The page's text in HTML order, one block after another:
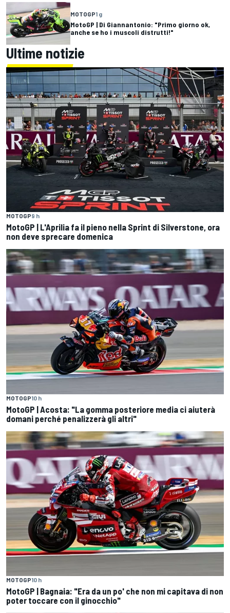
MOTOGP1 g
MotoGP | Di Giannantonio: "Primo giorno ok,
anche se ho i muscoli distrutti!"
Ultime notizie
MOTOGP9 h
MotoGP | L'Aprilia fa il pieno nella Sprint di Silverstone, ora
non deve sprecare domenica
MOTOGP10 h
MotoGP | Acosta: "La gomma posteriore media ci aiuterà
domani perché penalizzerà gli altri"
MOTOGP10 h
MotoGP | Bagnaia: "Era da un po' che non mi capitava di non
poter toccare con il ginocchio"